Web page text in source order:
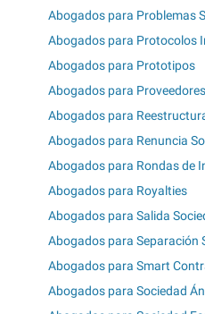
Abogados para Problemas
Abogados para Protocolos
Abogados para Prototipos
Abogados para Proveedores
Abogados para
Abogados para Renuncia
Abogados para Rondas de
Abogados para Royalties
Abogados para Salida
Abogados para Separación
Abogados para Smart
Abogados para Sociedad